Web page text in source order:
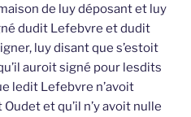
de luy déposant et luy
dudit Lefebvre et dudit
luy disant que s’estoit
auroit signé pour lesdits
ledit Lefebvre n’avoit
et qu’il n’y avoit nulle